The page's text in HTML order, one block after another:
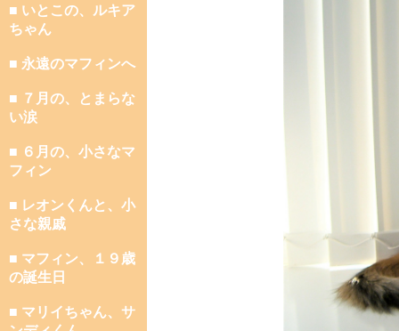
■ いとこの、ルキア
ちゃん
■ 永遠のマフィンへ
■ ７月の、とまらな
い涙
■ ６月の、小さなマ
フィン
■ レオンくんと、小
さな親戚
■ マフィン、１９歳
の誕生日
■ マリイちゃん、サ